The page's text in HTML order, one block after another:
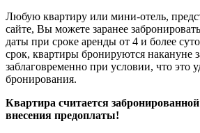
Любую квартиру или мини-отель,
сайте, Вы можете заранее
даты при сроке аренды от 4 и более
срок, квартиры бронируются накануне
заблаговременно при условии, что это
бронирования.
Квартира считается
внесения предоплаты!